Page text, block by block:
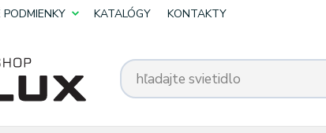
KATALÓGY KONTAKTY